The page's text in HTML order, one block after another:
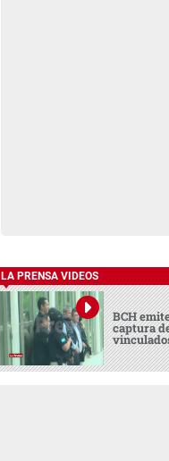
LA PRENSA VIDEOS
BCH
captura